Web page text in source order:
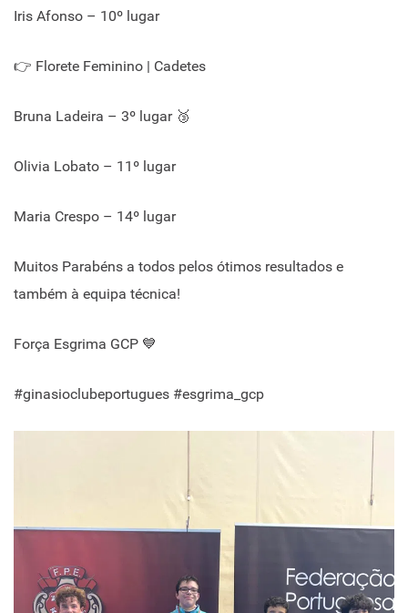
Iris Afonso – 10º lugar
👉 Florete Feminino | Cadetes
Bruna Ladeira – 3º lugar 🥉
Olivia Lobato – 11º lugar
Maria Crespo – 14º lugar
Muitos Parabéns a todos pelos ótimos resultados e
também à equipa técnica!
Força Esgrima GCP 💙
#ginasioclubeportugues #esgrima_gcp